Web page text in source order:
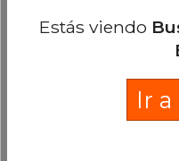
Estás viendo
Ir